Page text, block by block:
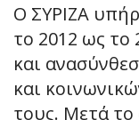
Ο ΣΥΡΙΖΑ
το 2012 ως το
και
και
τους. Μετά το